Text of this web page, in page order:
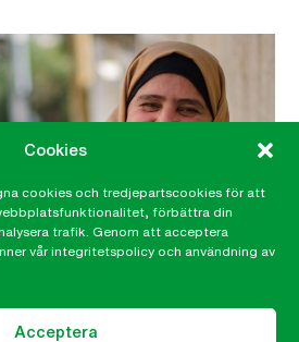
Cookies
cookies och tredjepartscookies för att
förbättra din
trafik. Genom att acceptera
vår integritetspolicy och användning av
Acceptera
starkare och tar